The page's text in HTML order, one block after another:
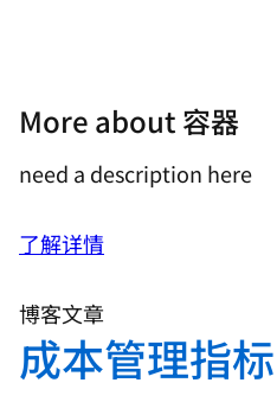
More about 容器
need a description here
了解详情
博客文章
成本管理指